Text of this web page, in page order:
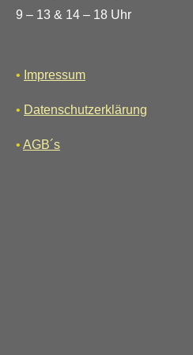
9 – 13 & 14 – 18 Uhr
• Impressum
• Datenschutzerklärung
• AGB´s